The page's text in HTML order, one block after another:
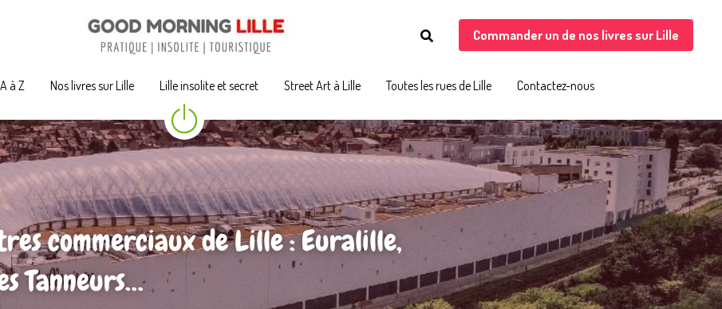
à Z Nos livres sur Lille Lille insolite et secret Street Art à Lille Toutes les rues de Lille Contactez-nous
Commander un de nos livres sur Lille
à Z Nos livres sur Lille Lille insolite et secret Street Art à Lille Toutes les rues de Lille Contactez-nous
Commander un de nos livres sur Lille
commerciaux de Lille : Euralille,
Tanneurs…